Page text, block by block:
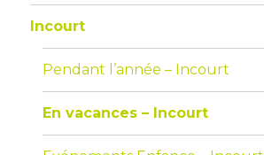
Incourt
Pendant l’année – Incourt
En vacances – Incourt